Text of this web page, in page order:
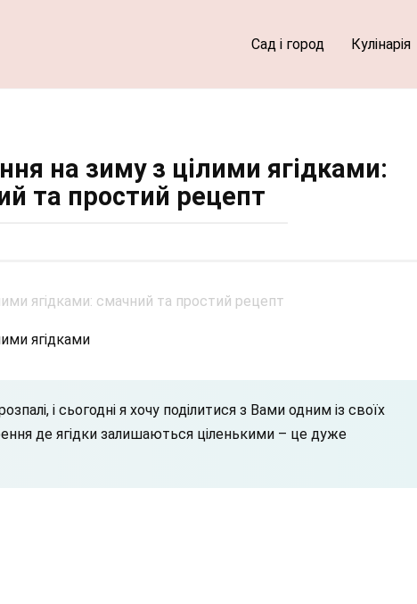
Сад і город Кулінарія
на зиму з цілими ягідками:
та простий рецепт
ягідками
і сьогодні я хочу поділитися з Вами одним із своїх
де ягідки залишаються ціленькими – це дуже